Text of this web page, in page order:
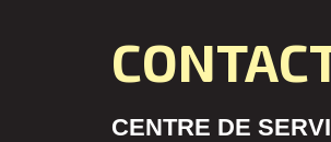
CENTRE DE